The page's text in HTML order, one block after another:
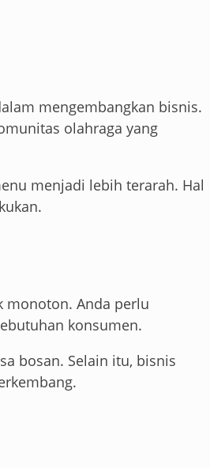
mengembangkan bisnis.
olahraga yang
menjadi lebih terarah. Hal
monoton. Anda perlu
konsumen.
bosan. Selain itu, bisnis